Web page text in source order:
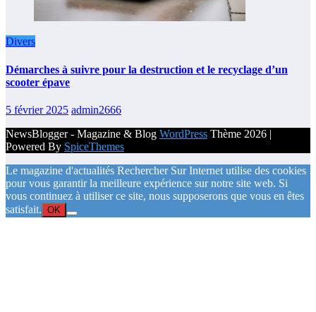
Divers
Démarches à suivre pour la destruction et le recyclage d’un
scooter épave
5 février 2025 admin2666
NewsBlogger - Magazine & Blog WordPress Thème 2026 |
Powered By SpiceThemes
Le magazine d'actualités Rechercher Sur Internet utilise des cookies
pour vous garantir la meilleure expérience sur notre site web. Si
vous continuez à utiliser ce site, nous supposerons que vous en êtes
satisfait. OK